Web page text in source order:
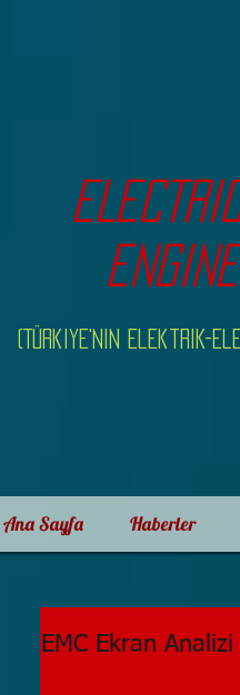
(Türkiye'nin Elektrik-
Ana Sayfa Haberler
EMC Ekran Analizi